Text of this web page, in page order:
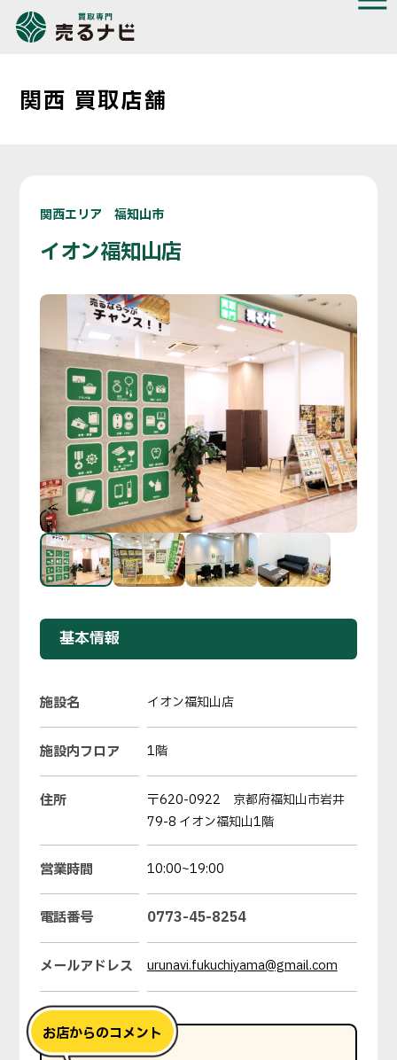
関西 買取店舗
関西エリア 福知山市
イオン福知山店
基本情報
施設名 イオン福知山店
施設内フロア 1階
住所
〒620-0922 京都府福知山市岩井
79-8 イオン福知山1階
営業時間 10:00~19:00
電話番号 0773-45-8254
メールアドレス urunavi.fukuchiyama@gmail.com